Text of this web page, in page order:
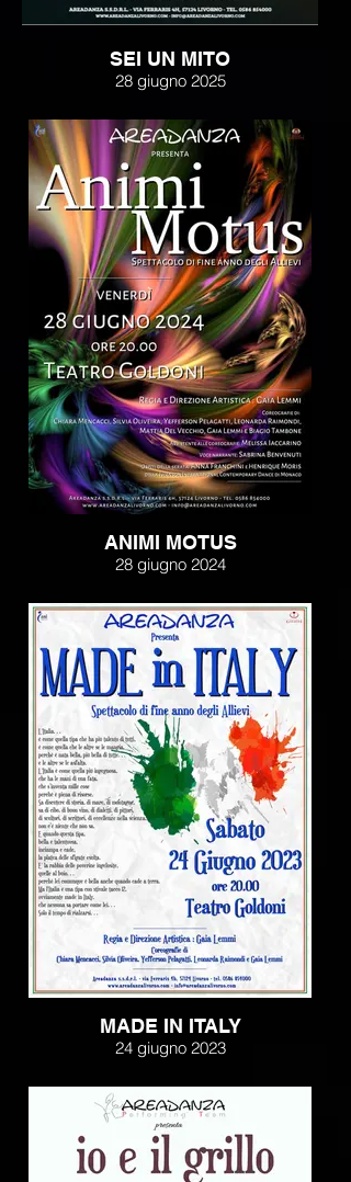
SEI UN MITO
28 giugno 2025
ANIMI MOTUS
28 giugno 2024
MADE IN ITALY
24 giugno 2023